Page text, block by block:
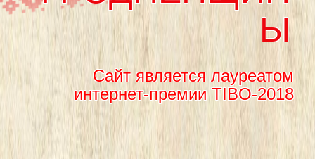
Ы
Сайт является лауреатом
интернет-премии TIBO-2018